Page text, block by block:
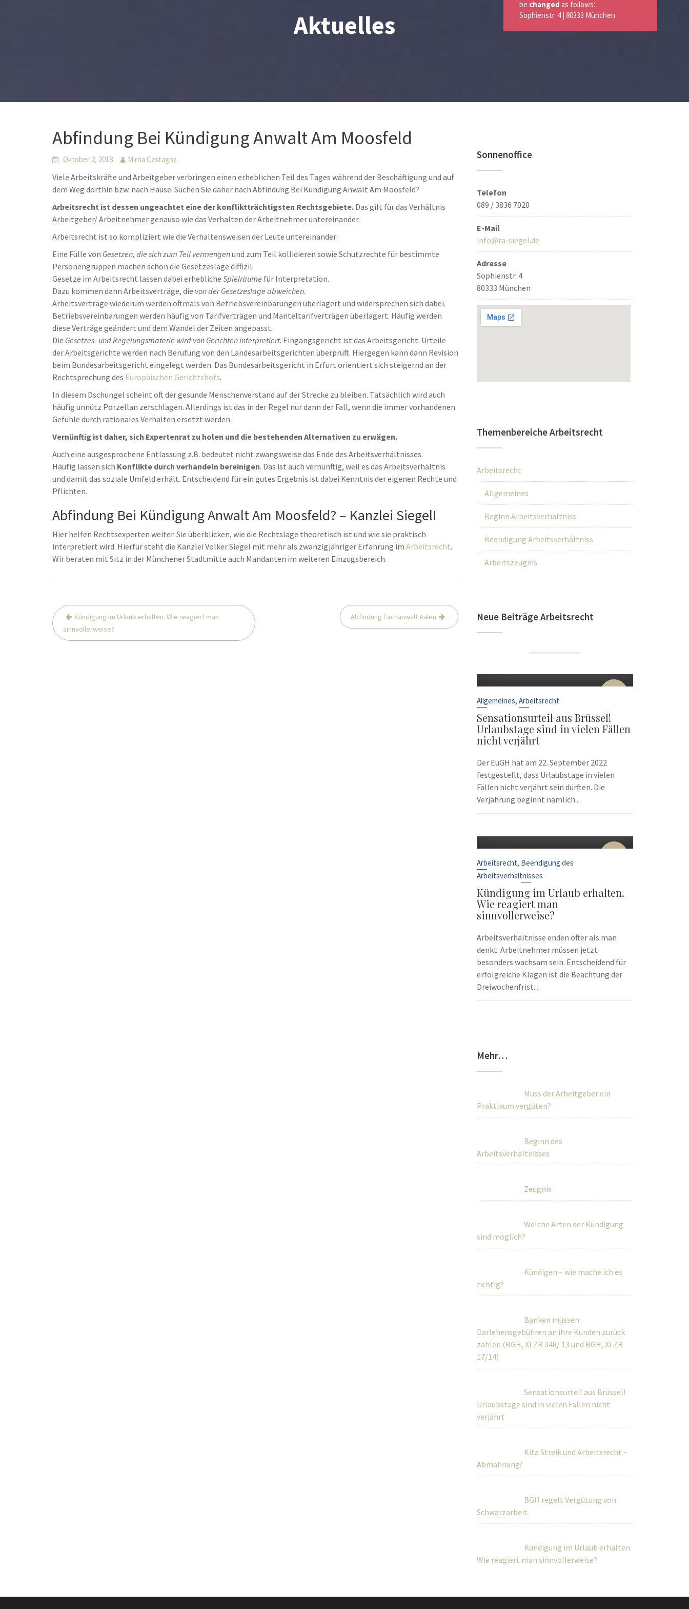
Aktuelles
Abfindung Bei Kündigung Anwalt Am Moosfeld
Oktober 2, 2018 Mirna Castagna
Viele Arbeitskräfte und Arbeitgeber verbringen einen erheblichen Teil des Tages während der Beschäftigung und auf
dem Weg dorthin bzw. nach Hause. Suchen Sie daher nach Abfindung Bei Kündigung Anwalt Am Moosfeld?
Arbeitsrecht ist dessen ungeachtet eine der konfliktträchtigsten Rechtsgebiete. Das gilt für das Verhältnis
Arbeitgeber/ Arbeitnehmer genauso wie das Verhalten der Arbeitnehmer untereinander.
Arbeitsrecht ist so kompliziert wie die Verhaltensweisen der Leute untereinander:
Eine Fülle von Gesetzen, die sich zum Teil vermengenund zum Teil kollidieren sowie Schutzrechte für bestimmte
Personengruppen machen schon die Gesetzeslage diffizil.
Gesetze im Arbeitsrecht lassen dabei erhebliche Spielräume für Interpretation.
Dazu kommen dann Arbeitsverträge, die von der Gesetzeslage abweichen.
Arbeitsverträge wiederum werden oftmals von Betriebsvereinbarungen überlagert und widersprechen sich dabei.
Betriebsvereinbarungen werden häufig von Tarifverträgen und Manteltarifverträgen überlagert. Häufig werden
diese Verträge geändert und dem Wandel der Zeiten angepasst.
Die Gesetzes- und Regelungsmaterie wird von Gerichten interpretiert. Eingangsgericht ist das Arbeitsgericht. Urteile
der Arbeitsgerichte werden nach Berufung von den Landesarbeitsgerichten überprüft. Hiergegen kann dann Revision
beim Bundesarbeitsgericht eingelegt werden. Das Bundesarbeitsgericht in Erfurt orientiert sich steigernd an der
Rechtsprechung des Europäischen Gerichtshofs.
In diesem Dschungel scheint oft der gesunde Menschenverstand auf der Strecke zu bleiben. Tatsächlich wird auch
häufig unnütz Porzellan zerschlagen. Allerdings ist das in der Regel nur dann der Fall, wenn die immer vorhandenen
Gefühle durch rationales Verhalten ersetzt werden.
Vernünftig ist daher, sich Expertenrat zu holen und die bestehenden Alternativen zu erwägen.
Auch eine ausgesprochene Entlassung z.B. bedeutet nicht zwangsweise das Ende des Arbeitsverhältnisses.
Häufig lassen sich Konflikte durch verhandeln bereinigen. Das ist auch vernünftig, weil es das Arbeitsverhältnis
und damit das soziale Umfeld erhält. Entscheidend für ein gutes Ergebnis ist dabei Kenntnis der eigenen Rechte und
Pflichten.
Abfindung Bei Kündigung Anwalt Am Moosfeld? – Kanzlei Siegel!
Hier helfen Rechtsexperten weiter. Sie überblicken, wie die Rechtslage theoretisch ist und wie sie praktisch
interpretiert wird. Hierfür steht die Kanzlei Volker Siegel mit mehr als zwanzigjähriger Erfahrung im Arbeitsrecht.
Wir beraten mit Sitz in der Münchener Stadtmitte auch Mandanten im weiteren Einzugsbereich.
Beitrags-
Navigation
Kündigung im Urlaub erhalten. Wie reagiert man
sinnvollerweise?
Abfindung Fachanwalt Aalen
Sonnenoffice
Telefon
089 / 3836 7020
E-Mail
info@ra-siegel.de
Adresse
Sophienstr. 4
80333 München
Themenbereiche Arbeitsrecht
Arbeitsrecht
Allgemeines
Beginn Arbeitsverhältniss
Beendigung Arbeitsverhältniss
Arbeitszeugnis
Neue Beiträge Arbeitsrecht
22
Allgemeines,Arbeitsrecht
Sensationsurteil aus Brüssel!
Urlaubstage sind in vielen Fällen
nicht verjährt
Der EuGH hat am 22. September 2022
festgestellt, dass Urlaubstage in vielen
Fällen nicht verjährt sein dürften. Die
Verjährung beginnt nämlich...
10
Arbeitsrecht, Beendigung des
Arbeitsverhältnisses
Kündigung im Urlaub erhalten.
Wie reagiert man
sinnvollerweise?
Arbeitsverhältnisse enden öfter als man
denkt. Arbeitnehmer müssen jetzt
besonders wachsam sein. Entscheidend für
erfolgreiche Klagen ist die Beachtung der
Dreiwochenfrist....
Mehr…
Muss der Arbeitgeber ein
Praktikum vergüten?
Beginn des
Arbeitsverhältnisses
Zeugnis
Welche Arten der Kündigung
sind möglich?
Kündigen – wie mache ich es
richtig?
Banken müssen
Darlehensgebühren an ihre Kunden zurück
zahlen (BGH, XI ZR 348/ 13 und BGH, XI ZR
17/14)
Sensationsurteil aus Brüssel!
Urlaubstage sind in vielen Fällen nicht
verjährt
Kita Streik und Arbeitsrecht –
Abmahnung?
BGH regelt Vergütung von
Schwarzarbeit
Kündigung im Urlaub erhalten.
Wie reagiert man sinnvollerweise?
be changed as follows:
Sophienstr. 4 | 80333 München